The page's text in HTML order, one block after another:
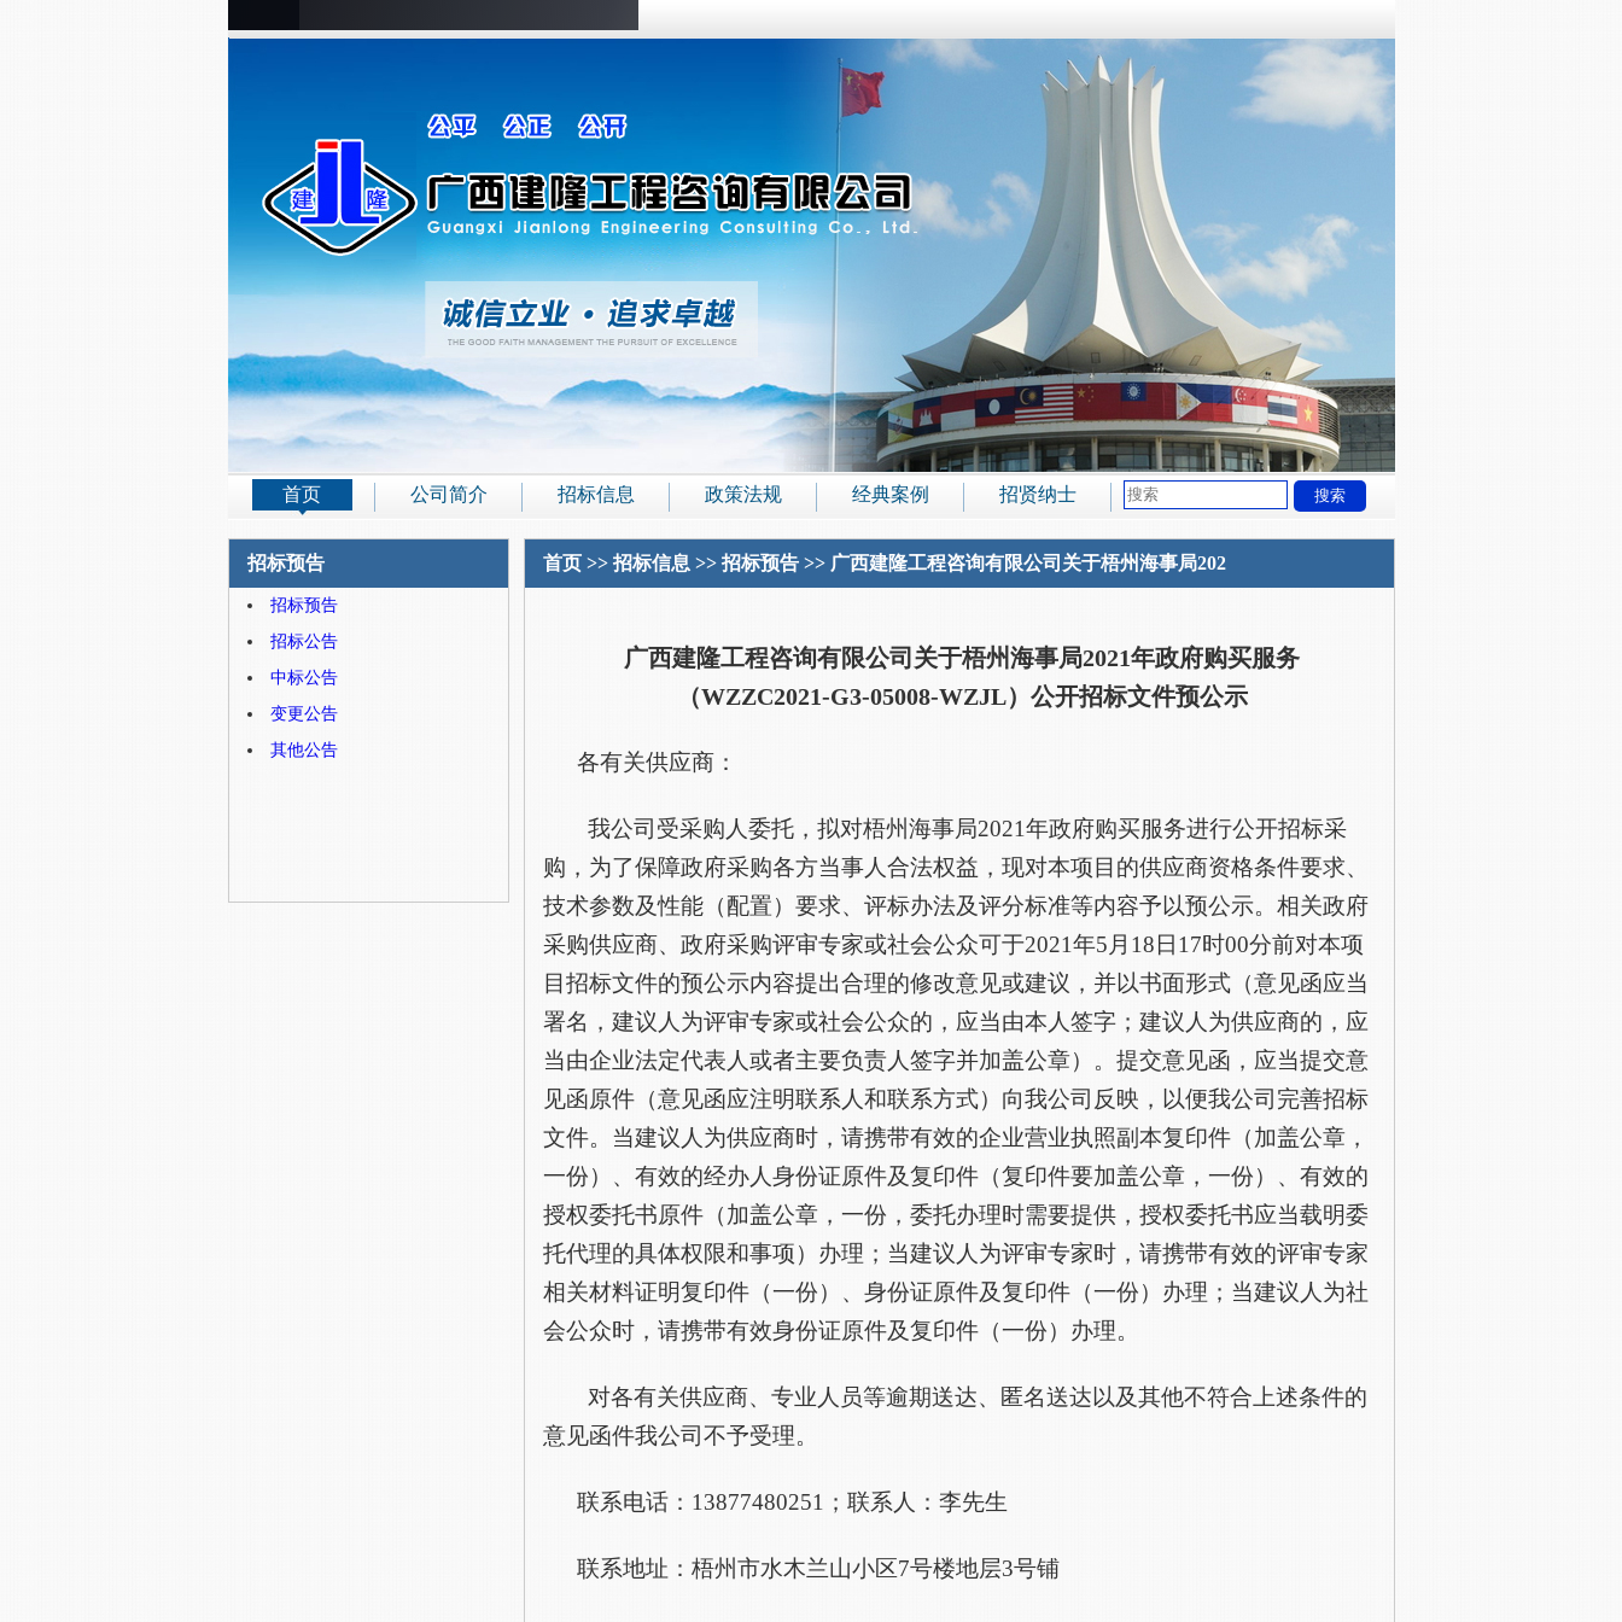
首页 公司简介 招标信息 政策法规 经典案例 招贤纳士
招标预告
招标预告
招标公告
中标公告
变更公告
其他公告
首页>> 招标信息 >> 招标预告>> 广西建隆工程咨询有限公司关于梧州海事局202
广西建隆工程咨询有限公司 关于梧州海事局2021年政府购买服务
（WZZC2021-G3-05008-WZJL）公开招标文件预公示
各有关供应商：
我公司受采购人委托，拟对梧州海事局2021年政府购买服务进行公开招标采
购，为了保障政府采购各方当事人合法权益，现对本项目的供应商资格条件要求、
技术参数及性能（配置）要求、评标办法及评分标准等内容予以预公示。相关政府
采购供应商、政府采购评审专家或社会公众可于2021年5月18日17时00分前对本项
目招标文件的预公示内容提出合理的修改意见或建议，并以书面形式（意见函应当
署名，建议人为评审专家或社会公众的，应当由本人签字；建议人为供应商的，应
当由企业法定代表人或者主要负责人签字并加盖公章）。提交意见函，应当提交意
见函原件（意见函应注明联系人和联系方式）向我公司反映，以便我公司完善招标
文件。当建议人为供应商时，请携带有效的企业营业执照副本复印件（加盖公章，
一份）、有效的经办人身份证原件及复印件（复印件要加盖公章，一份）、有效的
授权委托书原件（加盖公章，一份，委托办理时需要提供，授权委托书应当载明委
托代理的具体权限和事项）办理；当建议人为评审专家时，请携带有效的评审专家
相关材料证明复印件（一份）、身份证原件及复印件（一份）办理；当建议人为社
会公众时，请携带有效身份证原件及复印件（一份）办理。
对各有关供应商、专业人员等逾期送达、匿名送达以及其他不符合上述条件的
意见函件我公司不予受理。
联系电话： 13877480251；联系人：李先生
联系地址： 梧州市水木兰山小区7号楼地层3号铺